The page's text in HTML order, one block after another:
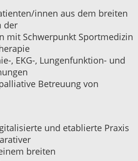
innen aus dem breiten
der
mit Schwerpunkt Sportmedizin
, EKG-, Lungenfunktion- und
Betreuung von
und etablierte Praxis
breiten